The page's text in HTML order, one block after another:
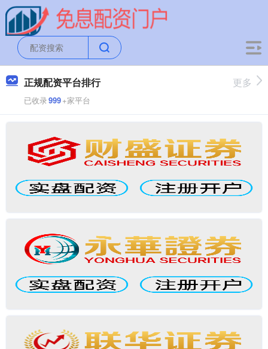
正规配资平台排行
已收录999+家平台
更多